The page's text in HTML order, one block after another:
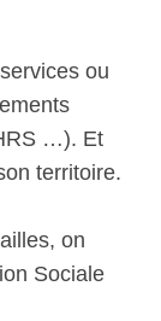
ou
…). Et
territoire.
on
Sociale